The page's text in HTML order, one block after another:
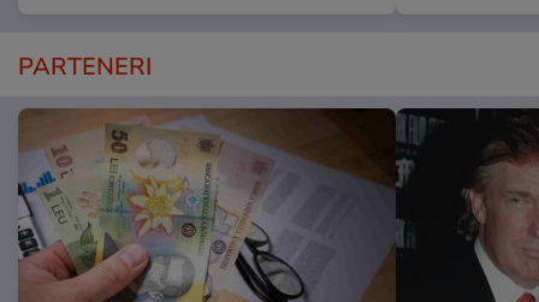
PARTENERI